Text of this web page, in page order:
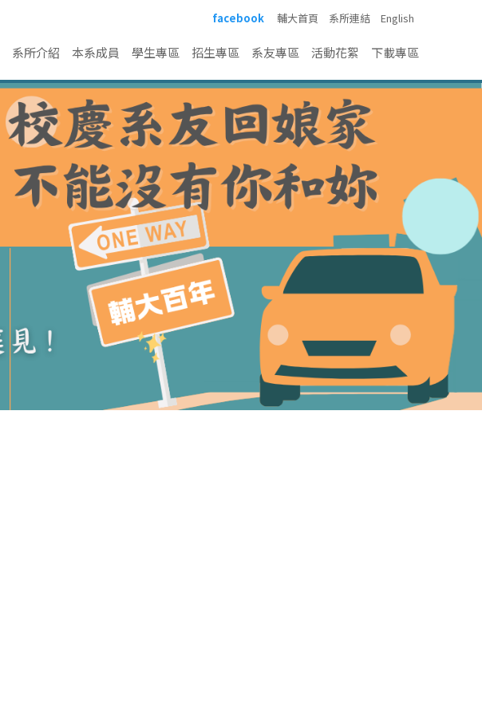
facebook 輔大首頁 系所連結 English
系所介紹 本系成員 學生專區 招生專區 系友專區 活動花絮 下載專區